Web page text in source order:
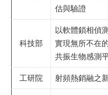
估與驗證
科技部
以軟體鎖相偵
實現無所不在
共振生物感測
工研院 射頻熱銷融之